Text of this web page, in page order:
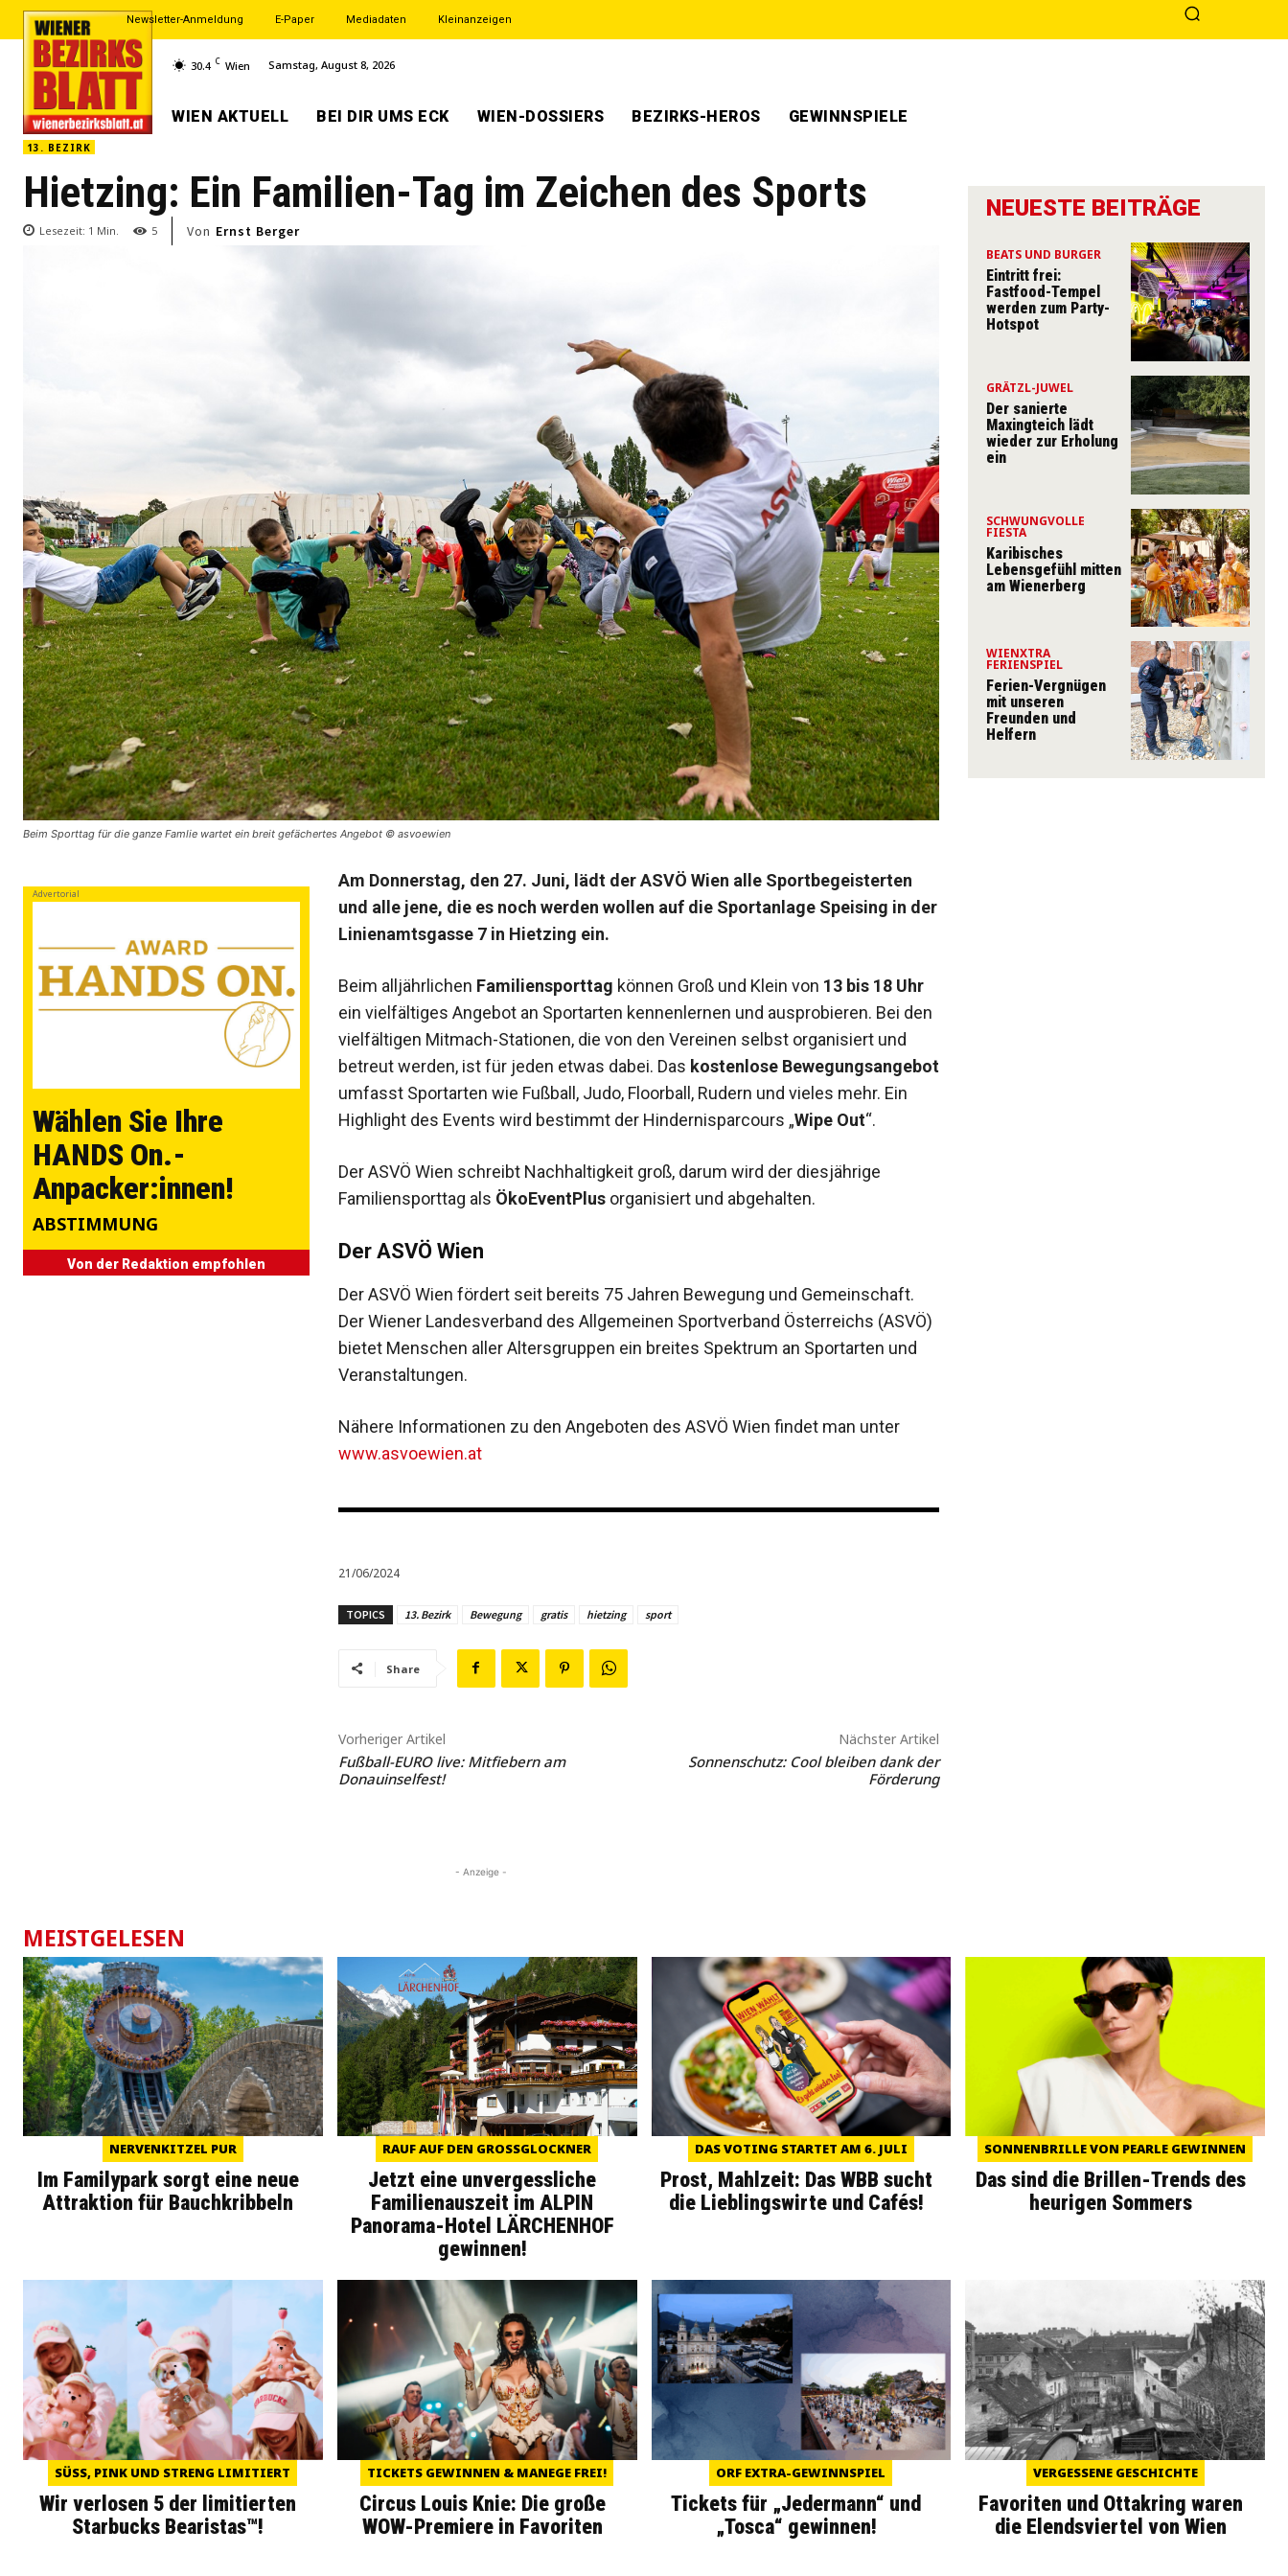
Newsletter-Anmeldung E-Paper Mediadaten Kleinanzeigen
30.4 C Wien Samstag, August 8, 2026
WIEN AKTUELL BEI DIR UMS ECK WIEN-DOSSIERS BEZIRKS-HEROS GEWINNSPIELE
13. BEZIRK
Hietzing: Ein Familien-Tag im Zeichen des Sports
Lesezeit: 1 Min. 5 Von Ernst Berger
Beim Sporttag für die ganze Famlie wartet ein breit gefächertes Angebot © asvoewien
Advertorial
Wählen Sie Ihre
HANDS On.-
Anpacker:innen!
ABSTIMMUNG
Von der Redaktion empfohlen
Am Donnerstag, den 27. Juni, lädt der ASVÖ Wien alle Sportbegeisterten
und alle jene, die es noch werden wollen auf die Sportanlage Speising in der
Linienamtsgasse 7 in Hietzing ein.
Beim alljährlichen Familiensporttag können Groß und Klein von 13 bis 18 Uhr
ein vielfältiges Angebot an Sportarten kennenlernen und ausprobieren. Bei den
vielfältigen Mitmach-Stationen, die von den Vereinen selbst organisiert und
betreut werden, ist für jeden etwas dabei. Das kostenlose Bewegungsangebot
umfasst Sportarten wie Fußball, Judo, Floorball, Rudern und vieles mehr. Ein
Highlight des Events wird bestimmt der Hindernisparcours „Wipe Out“.
Der ASVÖ Wien schreibt Nachhaltigkeit groß, darum wird der diesjährige
Familiensporttag als ÖkoEventPlusorganisiert und abgehalten.
Der ASVÖ Wien
Der ASVÖ Wien fördert seit bereits 75 Jahren Bewegung und Gemeinschaft.
Der Wiener Landesverband des Allgemeinen Sportverband Österreichs (ASVÖ)
bietet Menschen aller Altersgruppen ein breites Spektrum an Sportarten und
Veranstaltungen.
Nähere Informationen zu den Angeboten des ASVÖ Wien findet man unter
www.asvoewien.at
21/06/2024
TOPICS 13. Bezirk Bewegung gratis hietzing sport
Share
Vorheriger Artikel
Fußball-EURO live: Mitfiebern am
Donauinselfest!
Nächster Artikel
Sonnenschutz: Cool bleiben dank der
Förderung
- Anzeige -
NEUESTE BEITRÄGE
BEATS UND BURGER
Eintritt frei:
Fastfood-Tempel
werden zum Party-
Hotspot
GRÄTZL-JUWEL
Der sanierte
Maxingteich lädt
wieder zur Erholung
ein
SCHWUNGVOLLE
FIESTA
Karibisches
Lebensgefühl mitten
am Wienerberg
WIENXTRA
FERIENSPIEL
Ferien-Vergnügen
mit unseren
Freunden und
Helfern
MEISTGELESEN
NERVENKITZEL PUR
Im Familypark sorgt eine neue
Attraktion für Bauchkribbeln
RAUF AUF DEN GROSSGLOCKNER
Jetzt eine unvergessliche
Familienauszeit im ALPIN
Panorama-Hotel LÄRCHENHOF
gewinnen!
DAS VOTING STARTET AM 6. JULI
Prost, Mahlzeit: Das WBB sucht
die Lieblingswirte und Cafés!
SONNENBRILLE VON PEARLE GEWINNEN
Das sind die Brillen-Trends des
heurigen Sommers
SÜSS, PINK UND STRENG LIMITIERT
Wir verlosen 5 der limitierten
Starbucks Bearistas™!
TICKETS GEWINNEN & MANEGE FREI!
Circus Louis Knie: Die große
WOW-Premiere in Favoriten
ORF EXTRA-GEWINNSPIEL
Tickets für „Jedermann“ und
„Tosca“ gewinnen!
VERGESSENE GESCHICHTE
Favoriten und Ottakring waren
die Elendsviertel von Wien